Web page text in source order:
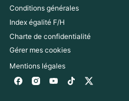
Conditions générales
Index égalité F/H
Charte de confidentialité
Gérer mes cookies
Mentions légales